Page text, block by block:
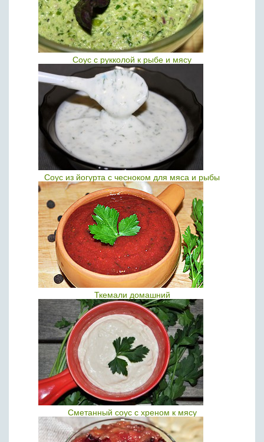
Соус с рукколой к рыбе и мясу
Соус из йогурта с чесноком для мяса и рыбы
Ткемали домашний
Сметанный соус с хреном к мясу